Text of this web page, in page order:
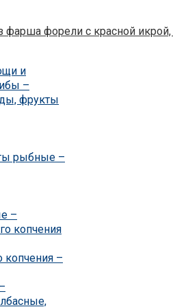
фарша форели с красной икрой,
и
–
фрукты
рыбные –
–
копчения
копчения –
–